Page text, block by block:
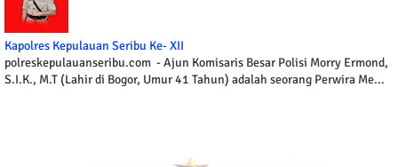
Kapolres Kepulauan Seribu Ke- XII
polreskepulauanseribu.com - Ajun Komisaris Besar Polisi Morry Ermond,
S.I.K., M.T (Lahir di Bogor, Umur 41 Tahun) adalah seorang Perwira Me...